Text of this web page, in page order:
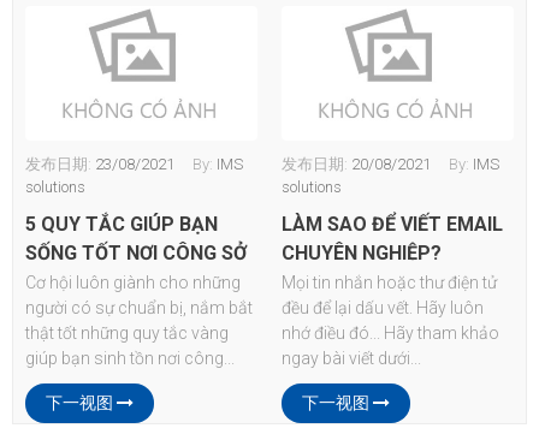
发布日期: 23/08/2021 By: IMS
solutions
5 QUY TẮC GIÚP BẠN
SỐNG TỐT NƠI CÔNG SỞ
Cơ hội luôn giành cho những
người có sự chuẩn bị, nắm bắt
thật tốt những quy tắc vàng
giúp bạn sinh tồn nơi công...
下一视图
发布日期: 20/08/2021 By: IMS
solutions
LÀM SAO ĐỂ VIẾT EMAIL
CHUYÊN NGHIỆP?
Mọi tin nhắn hoặc thư điện tử
đều để lại dấu vết. Hãy luôn
nhớ điều đó... Hãy tham khảo
ngay bài viết dưới...
下一视图